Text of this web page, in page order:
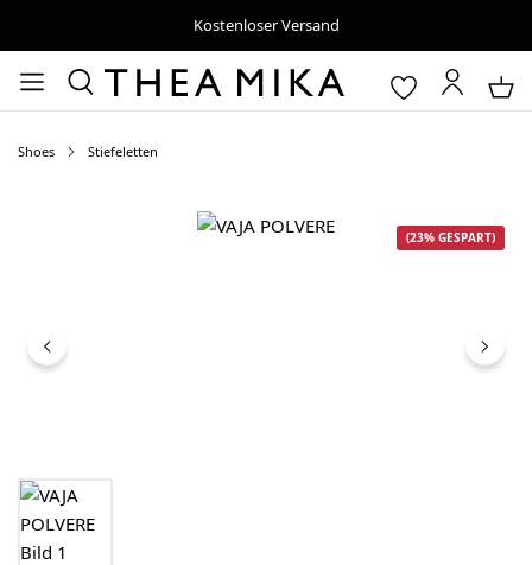
Kostenloser Versand
Shoes Stiefeletten
Bildergalerie überspringen
(23% GESPART)